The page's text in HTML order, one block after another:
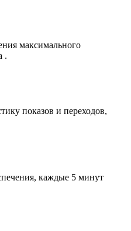
максимального
.
показов и переходов,
каждые 5 минут